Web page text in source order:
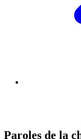
Paroles de la